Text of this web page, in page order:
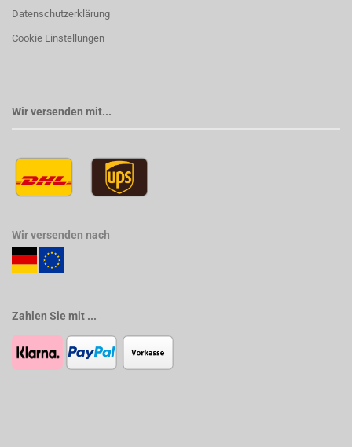
Datenschutzerklärung
Cookie Einstellungen
Wir versenden mit...
Wir versenden nach
Zahlen Sie mit ...